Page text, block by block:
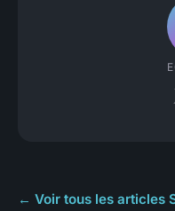
← Voir tous les articles